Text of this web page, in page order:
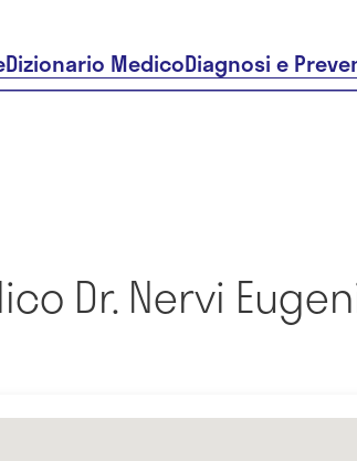
Dizionario MedicoDiagnosi e
Dr. Nervi